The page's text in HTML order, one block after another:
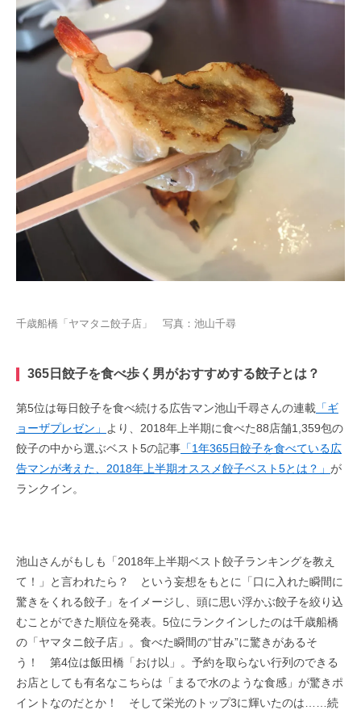
千歳船橋「ヤマタニ餃子店」 写真：池山千尋
365日餃子を食べ歩く男がおすすめする餃子とは？
第5位は毎日餃子を食べ続ける広告マン池山千尋さんの連載 「ギ
ョーザプレゼン」
より、2018年上半期に食べた88店舗1,359包の
餃子の中から選ぶベスト5の記事 「1年365日餃子を食べている広
告マンが考えた、2018年上半期オススメ餃子ベスト5とは？」 が
ランクイン。
池山さんがもしも「2018年上半期ベスト餃子ランキングを教え
て！」と言われたら？ という妄想をもとに「口に入れた瞬間に
驚きをくれる餃子」をイメージし、頭に思い浮かぶ餃子を絞り込
むことができた順位を発表。5位にランクインしたのは千歳船橋
の「ヤマタニ餃子店」。食べた瞬間の“甘み”に驚きがあるそ
う！ 第4位は飯田橋「おけ以」。予約を取らない行列のできる
お店としても有名なこちらは「まるで水のような食感」が驚きポ
イントなのだとか！ そして栄光のトップ3に輝いたのは……続